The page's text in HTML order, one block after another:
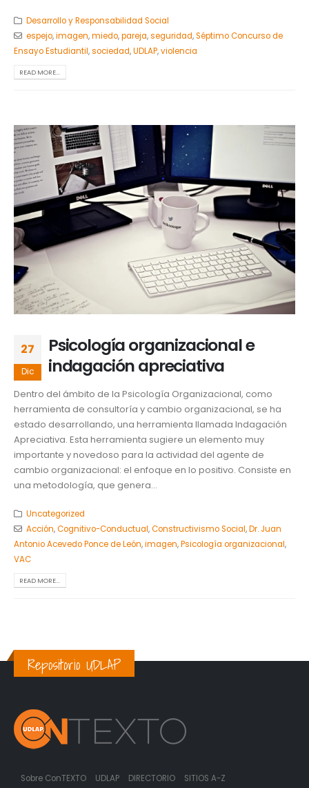
Desarrollo y Responsabilidad Social
espejo,imagen,miedo,pareja,seguridad,Séptimo Concurso de
Ensayo Estudiantil,sociedad,UDLAP,violencia
READ MORE...
27
Dic
Psicología organizacional e
indagación apreciativa
Dentro del ámbito de la Psicología Organizacional, como
herramienta de consultoría y cambio organizacional, se ha
estado desarrollando, una herramienta llamada Indagación
Apreciativa. Esta herramienta sugiere un elemento muy
importante y novedoso para la actividad del agente de
cambio organizacional: el enfoque en lo positivo. Consiste en
una metodología, que genera...
Uncategorized
Acción,Cognitivo-Conductual,Constructivismo Social,Dr. Juan
Antonio Acevedo Ponce de León,imagen,Psicología organizacional,
VAC
READ MORE...
Repositorio UDLAP
Sobre ConTEXTO UDLAP DIRECTORIO SITIOS A-Z